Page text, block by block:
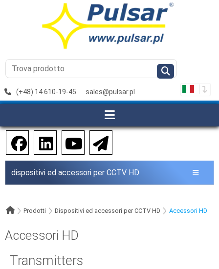
(+48) 14 610-19-45 sales@pulsar.pl
dispositivi ed accessori per CCTV HD
Prodotti Dispositivi ed accessori per CCTV HD Accessori HD
Accessori HD
Transmitters